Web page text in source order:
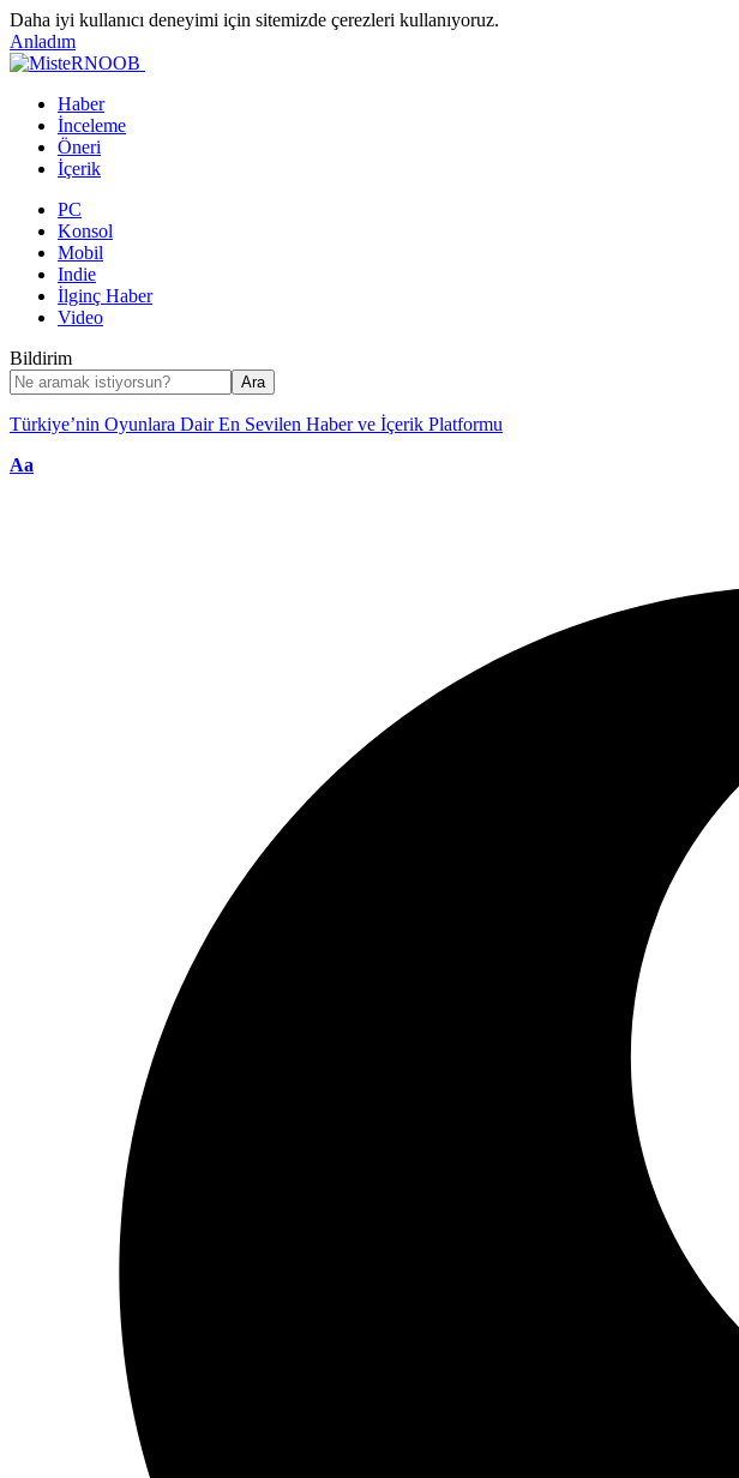
Daha iyi kullanıcı deneyimi için sitemizde çerezleri kullanıyoruz.
Anladım
Haber
İnceleme
Öneri
İçerik
PC
Konsol
Mobil
Indie
İlginç Haber
Video
Bildirim
Türkiye’nin Oyunlara Dair En Sevilen Haber ve İçerik Platformu
Font
Aa